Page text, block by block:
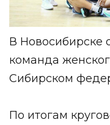
В Новосибирске
команда
Сибирском
По итогам